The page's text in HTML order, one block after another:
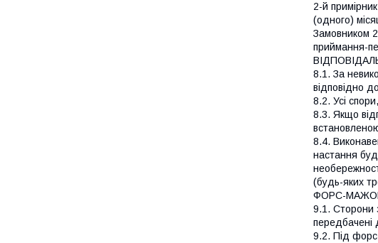
2-й
(одного)
Замовником
приймання-
8.1. За
відповідно
8.2. Усі
8.3. Якщо
8.4.
настання
(будь-яких
ФОРС-
9.1. Сторони
передбачені
9.2. Під